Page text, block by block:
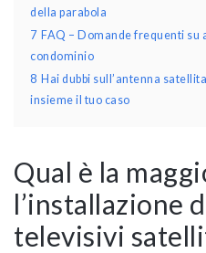
della parabola
7 FAQ – Domande frequenti su
condominio
8 Hai dubbi sull’antenna
insieme il tuo caso
Qual è la
l’installazione
televisivi